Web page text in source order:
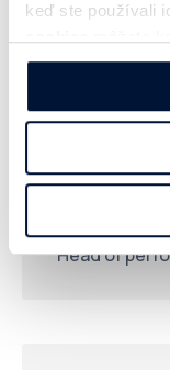
keď ste používali
našej webovej
Head of